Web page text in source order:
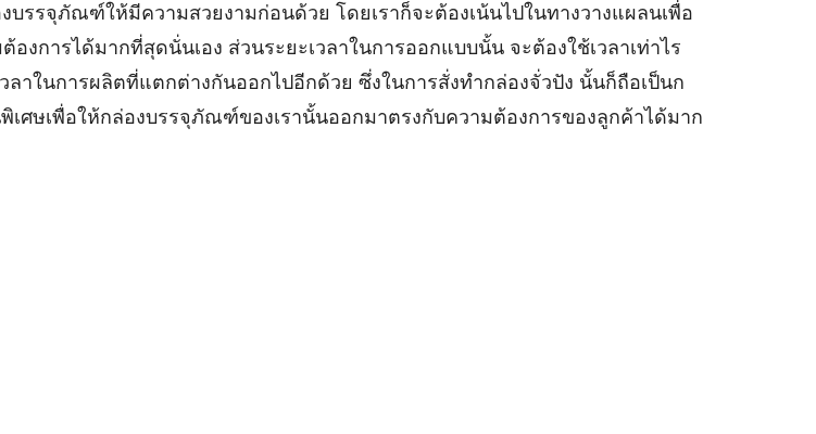
บรรจุภัณฑ์ให้มีความสวยงามก่อนด้วย โดยเราก็จะต้องเน้นไปในทางวางแผลนเพื่อ
การได้มากที่สุดนั่นเอง ส่วนระยะเวลาในการออกแบบนั้น จะต้องใช้เวลาเท่าไร
าในการผลิตที่แตกต่างกันออกไปอีกด้วย ซึ่งในการสั่งทำกล่องจั่วปัง นั้นก็ถือเป็นก
เศษเพื่อให้กล่องบรรจุภัณฑ์ของเรานั้นออกมาตรงกับความต้องการของลูกค้าได้มาก